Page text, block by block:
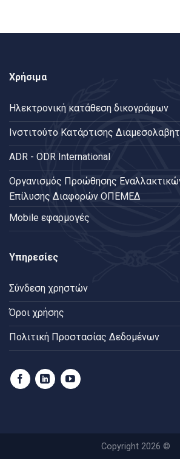
Χρήσιμα
Ηλεκτρονική κατάθεση δικογράφων
Ινστιτούτο Κατάρτισης
ADR - ODR International
Oργανισμός Προώθησης
Επίλυσης Διαφορών ΟΠΕΜΕΔ
Mobile εφαρμογές
Υπηρεσίες
Σύνδεση χρηστών
Όροι χρήσης
Πολιτική Προστασίας Δεδομένων
Copyright 2026 ©